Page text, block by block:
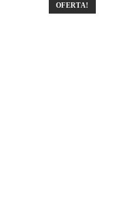
OFERTA!